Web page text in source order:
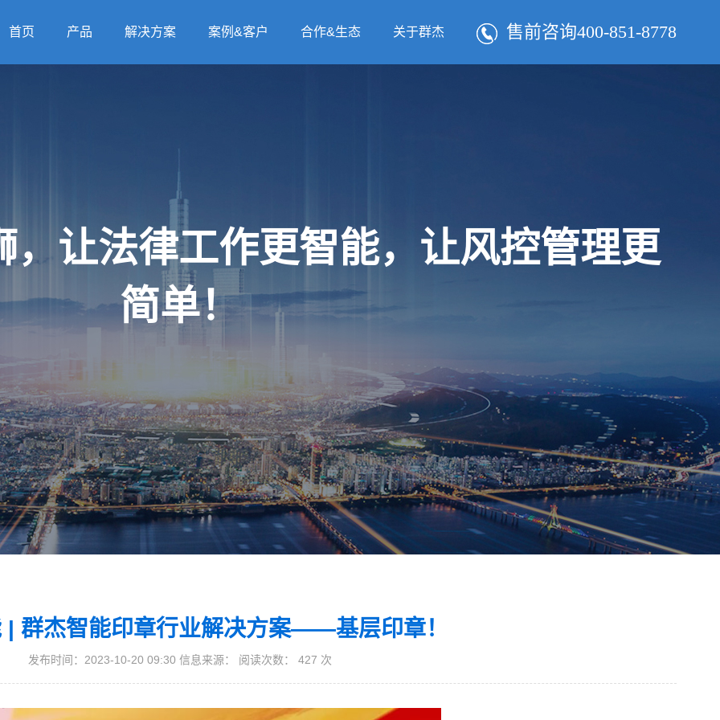
售前咨询400-851-8778
首页 产品 解决方案 案例&客户 合作&生态 关于群杰
，让法律工作更智能，让风控管理更
简单！
| 群杰智能印章行业解决方案——基层印章！
发布时间：2023-10-20 09:30 信息来源： 阅读次数： 427 次